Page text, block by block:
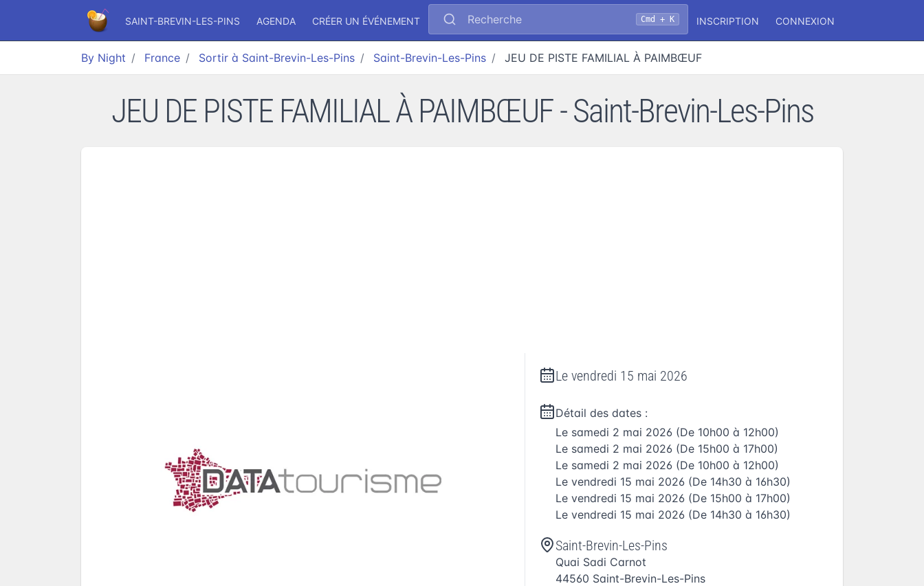
SAINT-BREVIN-LES-PINS AGENDA CRÉER UN ÉVÉNEMENT Recherche Cmd + K INSCRIPTION CONNEXION
By Night France Sortir à Saint-Brevin-Les-Pins Saint-Brevin-Les-Pins JEU DE PISTE FAMILIAL À PAIMBŒUF
JEU DE PISTE FAMILIAL À PAIMBŒUF - Saint-Brevin-Les-Pins
Levendredi 15 mai 2026
Détail des dates :
Le samedi 2 mai 2026 (De 10h00 à 12h00)
Le samedi 2 mai 2026 (De 15h00 à 17h00)
Le samedi 2 mai 2026 (De 10h00 à 12h00)
Levendredi 15 mai 2026 (De 14h30 à 16h30)
Levendredi 15 mai 2026 (De 15h00 à 17h00)
Levendredi 15 mai 2026 (De 14h30 à 16h30)
Saint-Brevin-Les-Pins
Quai Sadi Carnot
44560 Saint-Brevin-Les-Pins